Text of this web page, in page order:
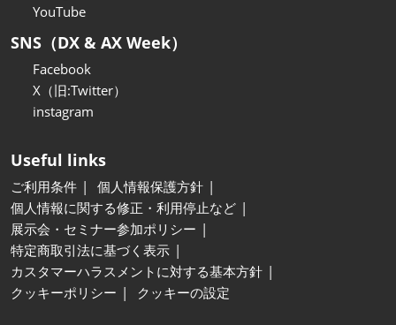
YouTube
SNS（DX & AX Week）
Facebook
X（旧:Twitter）
instagram
Useful links
ご利用条件
個人情報保護方針
個人情報に関する修正・利用停止など
展示会・セミナー参加ポリシー
特定商取引法に基づく表示
カスタマーハラスメントに対する基本方針
クッキーポリシー
クッキーの設定